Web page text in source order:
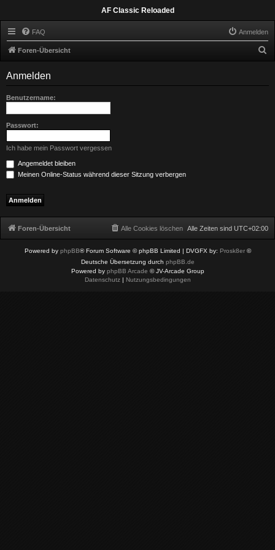
AF Classic Reloaded
FAQ Anmelden
Foren-Übersicht
Anmelden
Benutzername:
Passwort:
Ich habe mein Passwort vergessen
Angemeldet bleiben
Meinen Online-Status während dieser Sitzung verbergen
Foren-Übersicht Alle Zeiten sind UTC+02:00
Alle Cookies löschen
Powered by phpBB® Forum Software © phpBB Limited | DVGFX by: Prosk8er©
Deutsche Übersetzung durch phpBB.de
Powered by phpBB Arcade © JV-Arcade Group
Datenschutz| Nutzungsbedingungen